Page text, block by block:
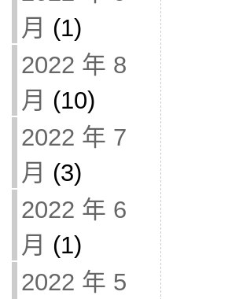
月 (1)
2022 年 8
月 (10)
2022 年 7
月 (3)
2022 年 6
月 (1)
2022 年 5